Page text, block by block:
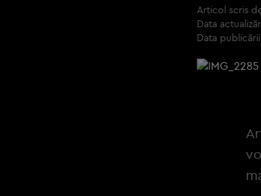
Articol scris
Data
Data